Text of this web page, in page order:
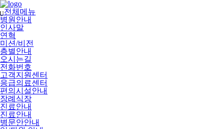
메
뉴
건
너
뛰
기
전체메뉴
병원안내
인사말
연혁
미션/비전
층별안내
오시는길
전화번호
고객지원센터
응급의료센터
편의시설안내
장례식장
진료안내
진료안내
병문안안내